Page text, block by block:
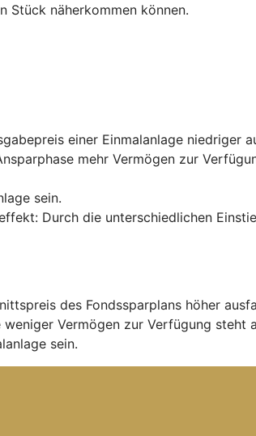
Stück näherkommen können.
einer Einmalanlage niedriger
mehr Vermögen zur
sein.
Durch die unterschiedlichen
des Fondssparplans höher
Vermögen zur Verfügung steht
sein.